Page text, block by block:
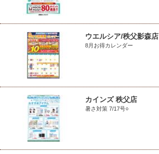
ウエルシア/秩父影森店
8月お得カレンダー
カインズ 秩父店
暑さ対策 7/17号○